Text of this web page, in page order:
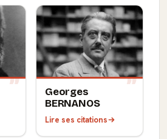
Georges
BERNANOS
Lire ses citations